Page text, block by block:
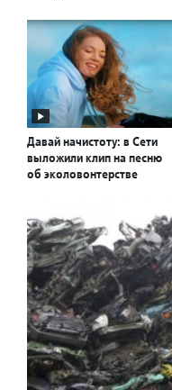
Давай начистоту: в Сети
выложили клип на песню
об эколовонтерстве